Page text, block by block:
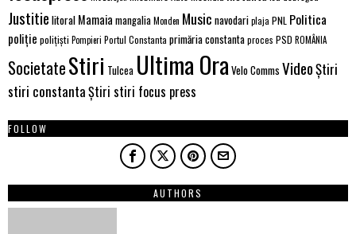
Justitie litoral Mamaia mangaliaMonden Music navodariplaja PNL Politica
poliție polițiști Pompieri Portul Constanta primăria constantaproces PSD ROMÂNIA
SocietateStiri Tulcea Ultima Ora Velo Comms VideoȘtiri
stiri constantaȘtiri stiri focus press
FOLLOW
AUTHORS